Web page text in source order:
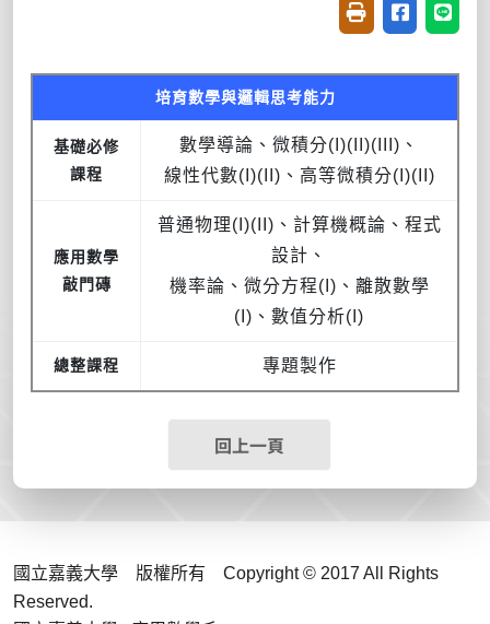
友善列印(開新視
分享至臉書
分享
培育數學與邏輯思考能力
基礎必修
課程
數學導論、微積分(I)(II)(III)、
線性代數(I)(II)、高等微積分(I)(II)
應用數學
敲門磚
普通物理(I)(II)、計算機概論、程式
設計、
機率論、微分方程(I)、離散數學
(I)、數值分析(I)
總整課程 專題製作
回上一頁
國立嘉義大學 版權所有 Copyright © 2017 All Rights
Reserved.